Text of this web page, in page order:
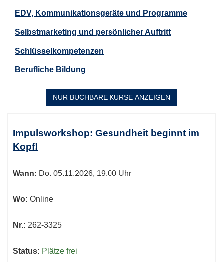
EDV, Kommunikationsgeräte und Programme
Selbstmarketing und persönlicher Auftritt
Schlüsselkompetenzen
Berufliche Bildung
NUR BUCHBARE KURSE ANZEIGEN
Tabellenüberschriften
können
sortiert
Impulsworkshop: Gesundheit beginnt im
Kopf!
Wann: Do. 05.11.2026, 19.00 Uhr
Wo: Online
Nr.: 262-3325
Status: Plätze frei